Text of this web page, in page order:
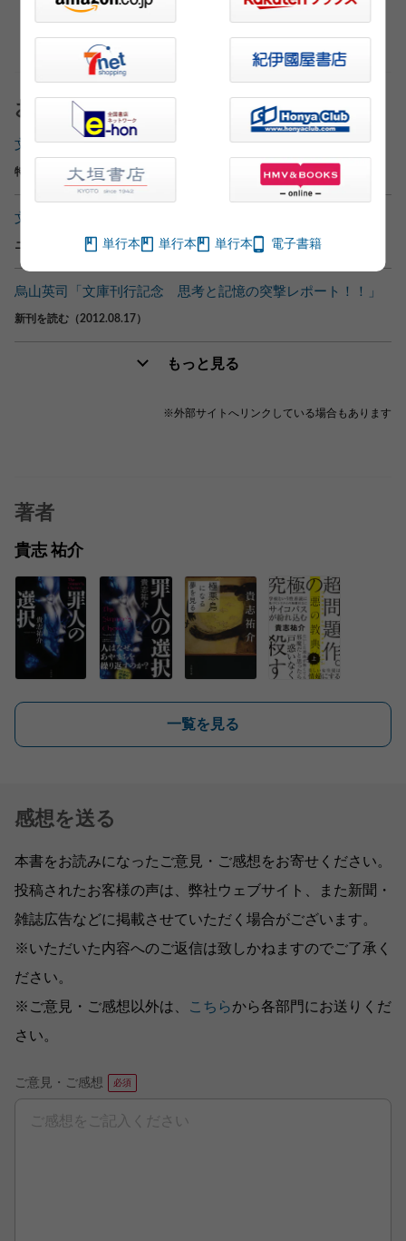
おすすめ記事
文春文庫部「文春文庫秋のミステリーフェア」
特集（2022.11.07）
文芸編集者が“推し本”をご紹介！ vol.2
ニュース（2021.03.01）
烏山英司「文庫刊行記念 思考と記憶の突撃レポート！！」
新刊を読む（2012.08.17）
もっと見る
※外部サイトへリンクしている場合もあります
著者
貴志 祐介
一覧を見る
感想を送る
本書をお読みになったご意見・ご感想をお寄せください。
投稿されたお客様の声は、弊社ウェブサイト、また新聞・
雑誌広告などに掲載させていただく場合がございます。
※いただいた内容へのご返信は致しかねますのでご了承く
ださい。
※ご意見・ご感想以外は、
こちらから各部門にお送りくだ
さい。
ご意見・ご感想
単行本 単行本 単行本 電子書籍